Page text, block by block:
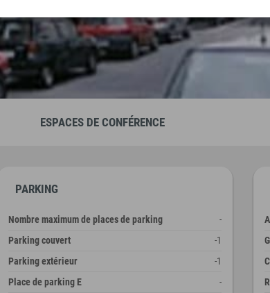
ESPACES DE CONFÉRENCE
PARKING
Nombre maximum de places de parking
-
Parking couvert
-1
Parking extérieur
-1
Place de parking E
-